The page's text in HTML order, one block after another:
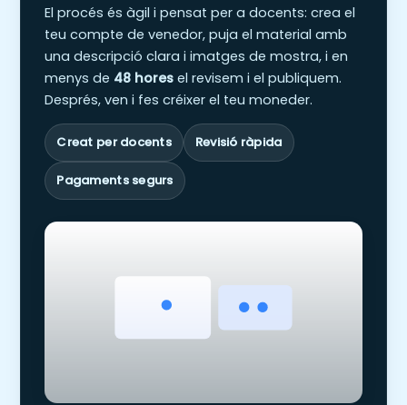
El procés és àgil i pensat per a docents: crea el
teu compte de venedor, puja el material amb
una descripció clara i imatges de mostra, i en
menys de 48 hores el revisem i el publiquem.
Després, ven i fes créixer el teu moneder.
Creat per docents Revisió ràpida
Pagaments segurs